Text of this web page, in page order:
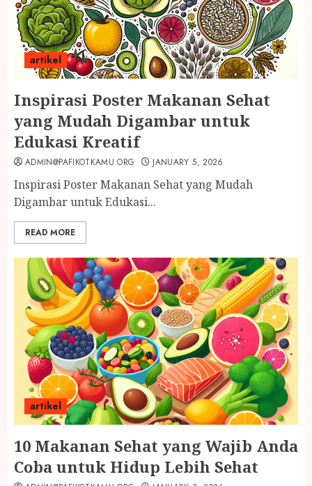
artikel
Inspirasi Poster Makanan Sehat
yang Mudah Digambar untuk
Edukasi Kreatif
ADMIN@PAFIKOTKAMU.ORG JANUARY 5, 2026
Inspirasi Poster Makanan Sehat yang Mudah
Digambar untuk Edukasi...
READ MORE
artikel
10 Makanan Sehat yang Wajib Anda
Coba untuk Hidup Lebih Sehat